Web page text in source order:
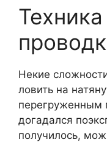
Некие
ловить на
перегруженным
догадался
получилось,